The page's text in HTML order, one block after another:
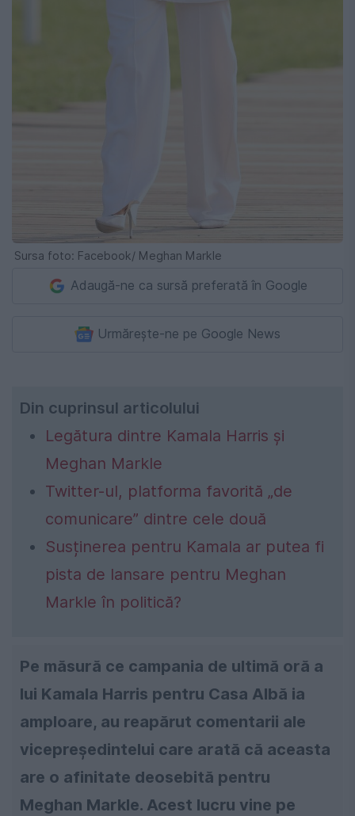
Sursa foto: Facebook/ Meghan Markle
Adaugă-ne ca sursă preferată în Google
Urmărește-ne pe Google News
Din cuprinsul articolului
Legătura dintre Kamala Harris și
Meghan Markle
Twitter-ul, platforma favorită „de
comunicare” dintre cele două
Susținerea pentru Kamala ar putea fi
pista de lansare pentru Meghan
Markle în politică?
Pe măsură ce campania de ultimă oră a
lui Kamala Harris pentru Casa Albă ia
amploare, au reapărut comentarii ale
vicepreședintelui care arată că aceasta
are o afinitate deosebită pentru
Meghan Markle. Acest lucru vine pe